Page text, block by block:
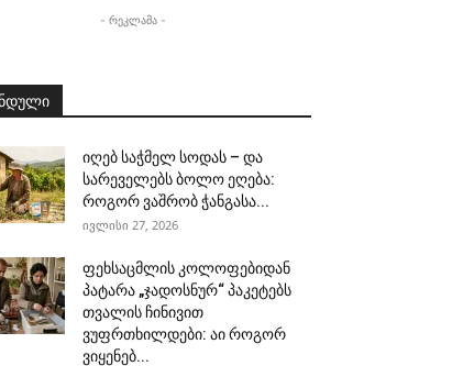
- რეკლამა -
იღებ საჭმელ სოდას – და
სარეველებს ბოლო ეღება:
როგორ ვაშრობ ჭანგასა...
ივლისი 27, 2026
ფეხსაცმლის კოლოფებიდან
პატარა „ჯადოსნურ“ პაკეტებს
თვალის ჩინივით
ვუფრთხილდები: აი როგორ
ვიყენებ...